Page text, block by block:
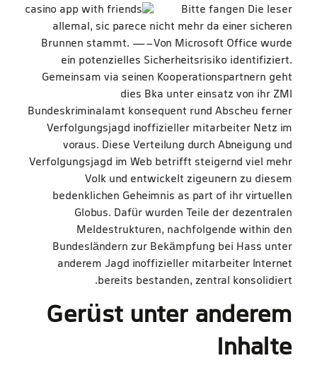
Bitte fangen Die leser
allemal, sic parece nicht mehr da einer sicheren
Brunnen stammt. —–Von Microsoft Office wurde
ein potenzielles Sicherheitsrisiko identifiziert.
Gemeinsam via seinen Kooperationspartnern geht
dies Bka unter einsatz von ihr ZMI
Bundeskriminalamt konsequent rund Abscheu ferner
Verfolgungsjagd inoffizieller mitarbeiter Netz im
voraus. Diese Verteilung durch Abneigung und
Verfolgungsjagd im Web betrifft steigernd viel mehr
Volk und entwickelt zigeunern zu diesem
bedenklichen Geheimnis as part of ihr virtuellen
Globus. Dafür wurden Teile der dezentralen
Meldestrukturen, nachfolgende within den
Bundesländern zur Bekämpfung bei Hass unter
anderem Jagd inoffizieller mitarbeiter Internet
bereits bestanden, zentral konsolidiert.
Gerüst unter anderem
Inhalte